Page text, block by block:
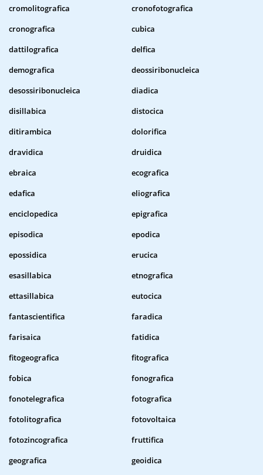
cromolitografica
cronofotografica
cronografica
cubica
dattilografica
delfica
demografica
deossiribonucleica
desossiribonucleica
diadica
disillabica
distocica
ditirambica
dolorifica
dravidica
druidica
ebraica
ecografica
edafica
eliografica
enciclopedica
epigrafica
episodica
epodica
epossidica
erucica
esasillabica
etnografica
ettasillabica
eutocica
fantascientifica
faradica
farisaica
fatidica
fitogeografica
fitografica
fobica
fonografica
fonotelegrafica
fotografica
fotolitografica
fotovoltaica
fotozincografica
fruttifica
geografica
geoidica